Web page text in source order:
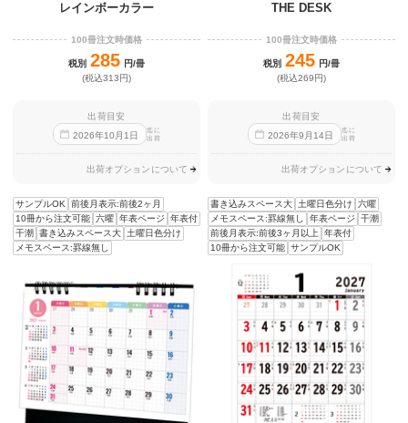
レインボーカラー
100冊注文時価格
税別 285 円/冊
(税込313円)
出荷目安
2026年10 月1 日
迄に
出荷
出荷オプションについて
サンプルOK 前後月表示:前後2ヶ月
10冊から注文可能 六曜 年表ページ
年表付
干潮 書き込みスペース大 土曜日色分け
メモスペース:罫線無し
THE DESK
100冊注文時価格
税別 245 円/冊
(税込269円)
出荷目安
2026年9 月14日
迄に
出荷
出荷オプションについて
書き込みスペース大 土曜日色分け
六曜
メモスペース:罫線無し
年表ページ
干潮
前後月表示:前後3ヶ月以上 年表付
10冊から注文可能 サンプルOK